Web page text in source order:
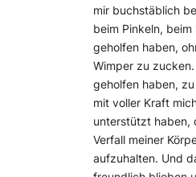
mir buchstäblich
beim Pinkeln, beim
geholfen haben,
Wimper zu
geholfen haben,
mit voller Kraft
unterstützt haben,
Verfall meiner
aufzuhalten. Und